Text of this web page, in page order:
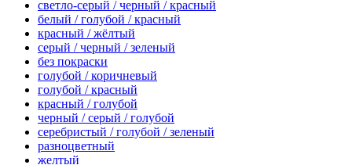
светло-серый / черный / красный
белый / голубой / красный
красный / жёлтый
серый / черный / зеленый
без покраски
голубой / коричневый
голубой / красный
красный / голубой
черный / серый / голубой
серебристый / голубой / зеленый
разноцветный
желтый